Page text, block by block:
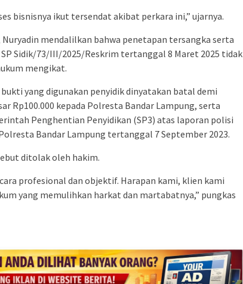
bisnisnya ikut tersendat akibat perkara ini,” ujarnya.
mendalilkan bahwa penetapan tersangka serta
Sidik/73/III/2025/Reskrim tertanggal 8 Maret 2025 tidak
mengikat.
yang digunakan penyidik dinyatakan batal demi
Rp100.000 kepada Polresta Bandar Lampung, serta
Penghentian Penyidikan (SP3) atas laporan polisi
Bandar Lampung tertanggal 7 September 2023.
ditolak oleh hakim.
profesional dan objektif. Harapan kami, klien kami
yang memulihkan harkat dan martabatnya,” pungkas